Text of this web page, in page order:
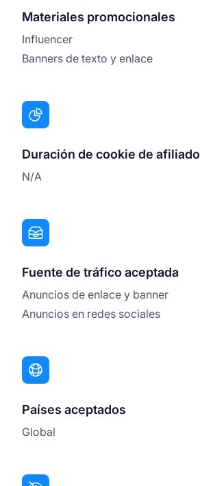
Materiales promocionales
Influencer
Banners de texto y enlace
Duración de cookie de afiliado
N/A
Fuente de tráfico aceptada
Anuncios de enlace y banner
Anuncios en redes sociales
Países aceptados
Global